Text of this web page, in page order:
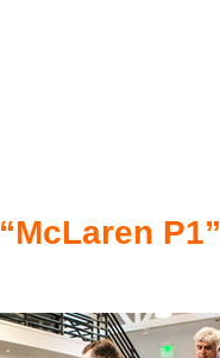
“McLaren P1”